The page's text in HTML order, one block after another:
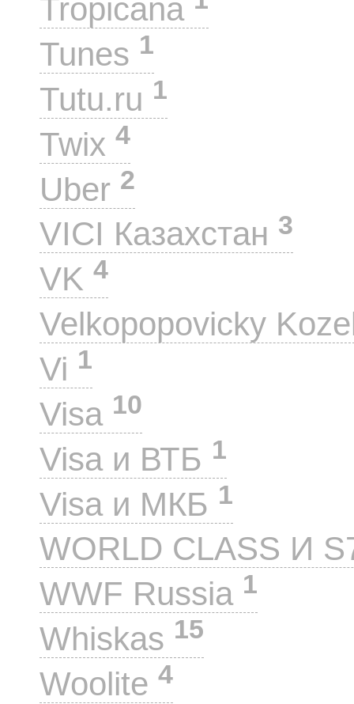
Tropicana
Tunes 1
Tutu.ru 1
Twix 4
Uber 2
VICI Казахстан 3
VK 4
Velkopopovicky
Vi 1
Visa 10
Visa и ВТБ 1
Visa и МКБ 1
WORLD CLASS И
WWF Russia 1
Whiskas 15
Woolite 4